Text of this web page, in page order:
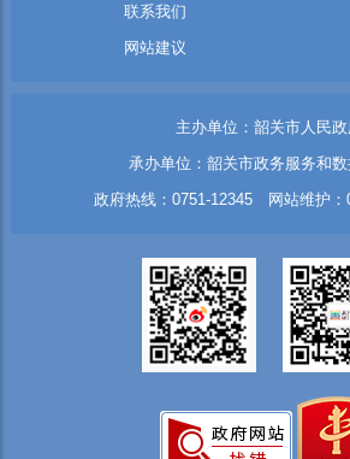
联系我们
网站建议
主办单位：韶关市人民
承办单位：韶关市政务服务和
政府热线：0751-12345 网站维护：